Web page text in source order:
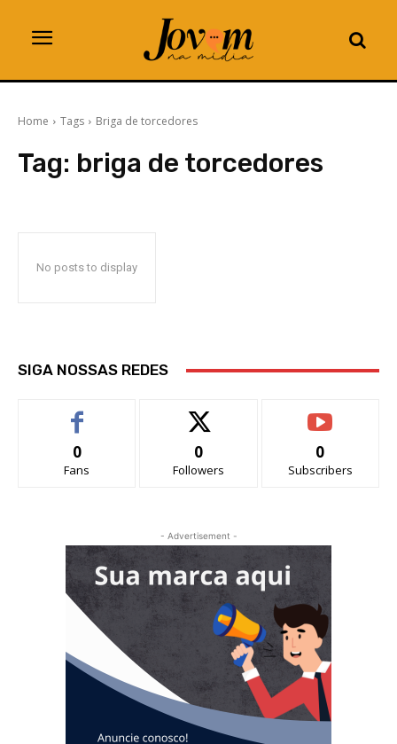
Home Tags Briga de torcedores
Tag: briga de torcedores
No posts to display
SIGA NOSSAS REDES
0
Fans
0
Followers
0
Subscribers
- Advertisement -